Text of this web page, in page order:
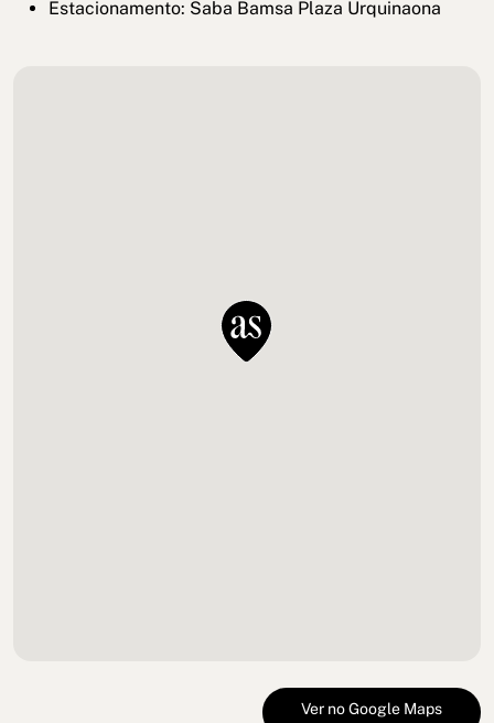
Estacionamento: Saba Bamsa Plaza Urquinaona
Ver no Google Maps